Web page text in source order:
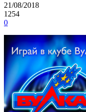
21/08/2018
1254
0